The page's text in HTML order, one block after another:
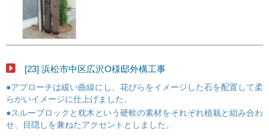
[23] 浜松市中区広沢O様邸外構工事
●アプローチは緩い曲線にし、花びらをイメージした石を配置して柔
らかいイメージに仕上げました。
●スルーブロックと枕木という硬軟の素材をそれぞれ植栽と組み合わ
せ、目隠しを兼ねたアクセントとしました。